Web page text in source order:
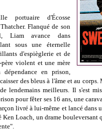
portuaire d'Écosse
Flanqué de son
Liam avance dans
sous une éternelle
d'espièglerie et de
père violent et une mère
en prison,
des bleus à l'âme et au corps.
lendemains meilleurs. Il s'est
pour fêter ses 16 ans, une
livré à lui-même et lancé dans
Ken Loach, un drame bouleversant